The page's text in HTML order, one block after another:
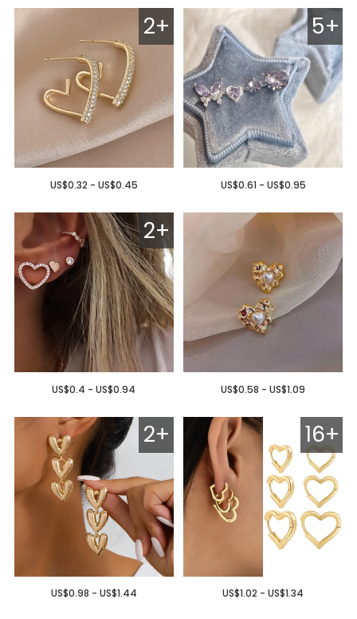
5+
US$0.61 - US$0.95
2+
US$0.32 - US$0.45
US$0.58 - US$1.09
2+
US$0.4 - US$0.94
16+
US$1.02 - US$1.34
2+
US$0.98 - US$1.44